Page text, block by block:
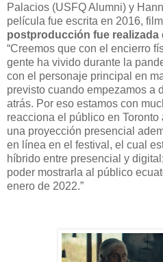
Palacios (USFQ Alumni) y
película fue escrita en 2016,
postproducción fue realizada
“Creemos que con el encierro
gente ha vivido durante la
con el personaje principal en
previsto cuando empezamos a
atrás. Por eso estamos con
reacciona el público en
una proyección presencial
en línea en el festival, el cual
híbrido entre presencial y
poder mostrarla al público
enero de 2022.”